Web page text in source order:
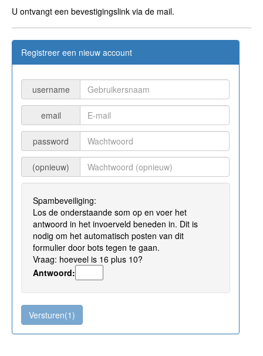
U ontvangt een bevestigingslink via de mail.
Registreer een nieuw account
username
email
password
(opnieuw)
Spambeveiliging:
Los de onderstaande som op en voer het
antwoord in het invoerveld beneden in. Dit is
nodig om het automatisch posten van dit
formulier door bots tegen te gaan.
Vraag: hoeveel is 16 plus 10?
Antwoord: